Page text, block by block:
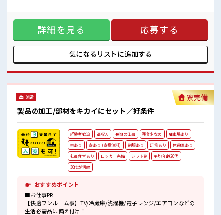
ロッカー完備なので荷物が多くても心配いらない♪
さらに給茶機・自販機あります！
髪色自由でおしゃれもできる☆
身につけてレベルアップを目指しましょう☆ 《土日やすみの
お仕事*》 家族や友達との予定が合わせやすいからプライベー
ト充実♪ お休みの日が待ち遠しくなりそうですね！ 《うれし
いお弁当*》 仕出し弁当が注文できます！ 美味しいごはんで
疲れも吹っ飛びますね♪ ■職場の雰囲気 《10代～30代の男性
活躍中》 動きやすい制服と靴が初回無料★ しっかり休める休
♪ さらに給茶機・自販機あります！ 髪色自由でおしゃれもで
きる☆
詳細を見る 応募する
気になるリストに追加する
派遣
製品の加工/部材をキカイにセット／好条件
寮完備
経験者歓迎 高収入 長期の仕事 残業少なめ
駐車場あり
寮あり
寮あり (寮費無料) 制服あり 研修あり
休憩室あり
社員食堂あり
ロッカー完備 シフト制
平均年齢20代
30代が活躍
おすすめポイント
■お仕事PR
【快適ワンルーム寮】TV/冷蔵庫/洗濯機/電子レンジ/エアコンなどの
生活必需品は備え付け！